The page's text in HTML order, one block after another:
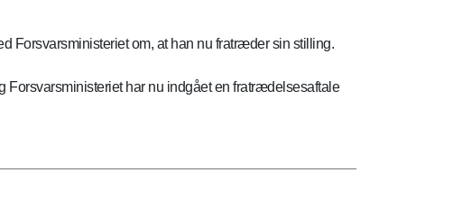
Forsvarsministeriet om, at han nu fratræder sin stilling.
Forsvarsministeriet har nu indgået en fratrædelsesaftale